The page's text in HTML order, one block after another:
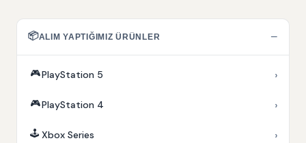
📦ALIM YAPTIĞIMIZ ÜRÜNLER −
🎮PlayStation 5 ›
🎮PlayStation 4 ›
🕹️ Xbox Series ›